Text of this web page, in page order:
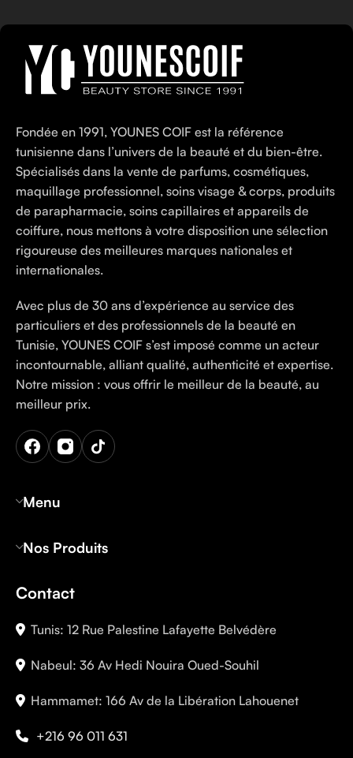
Fondée en 1991, YOUNES COIF est la référence
tunisienne dans l’univers de la beauté et du bien-être.
Spécialisés dans la vente de parfums, cosmétiques,
maquillage professionnel, soins visage & corps, produits
de parapharmacie, soins capillaires et appareils de
coiffure, nous mettons à votre disposition une sélection
rigoureuse des meilleures marques nationales et
internationales.
Avec plus de 30 ans d’expérience au service des
particuliers et des professionnels de la beauté en
Tunisie, YOUNES COIF s’est imposé comme un acteur
incontournable, alliant qualité, authenticité et expertise.
Notre mission : vous offrir le meilleur de la beauté, au
meilleur prix.
Menu
Nos Produits
Contact
Tunis: 12 Rue Palestine Lafayette Belvédère
Nabeul: 36 Av Hedi Nouira Oued-Souhil
Hammamet: 166 Av de la Libération Lahouenet
+216 96 011 631